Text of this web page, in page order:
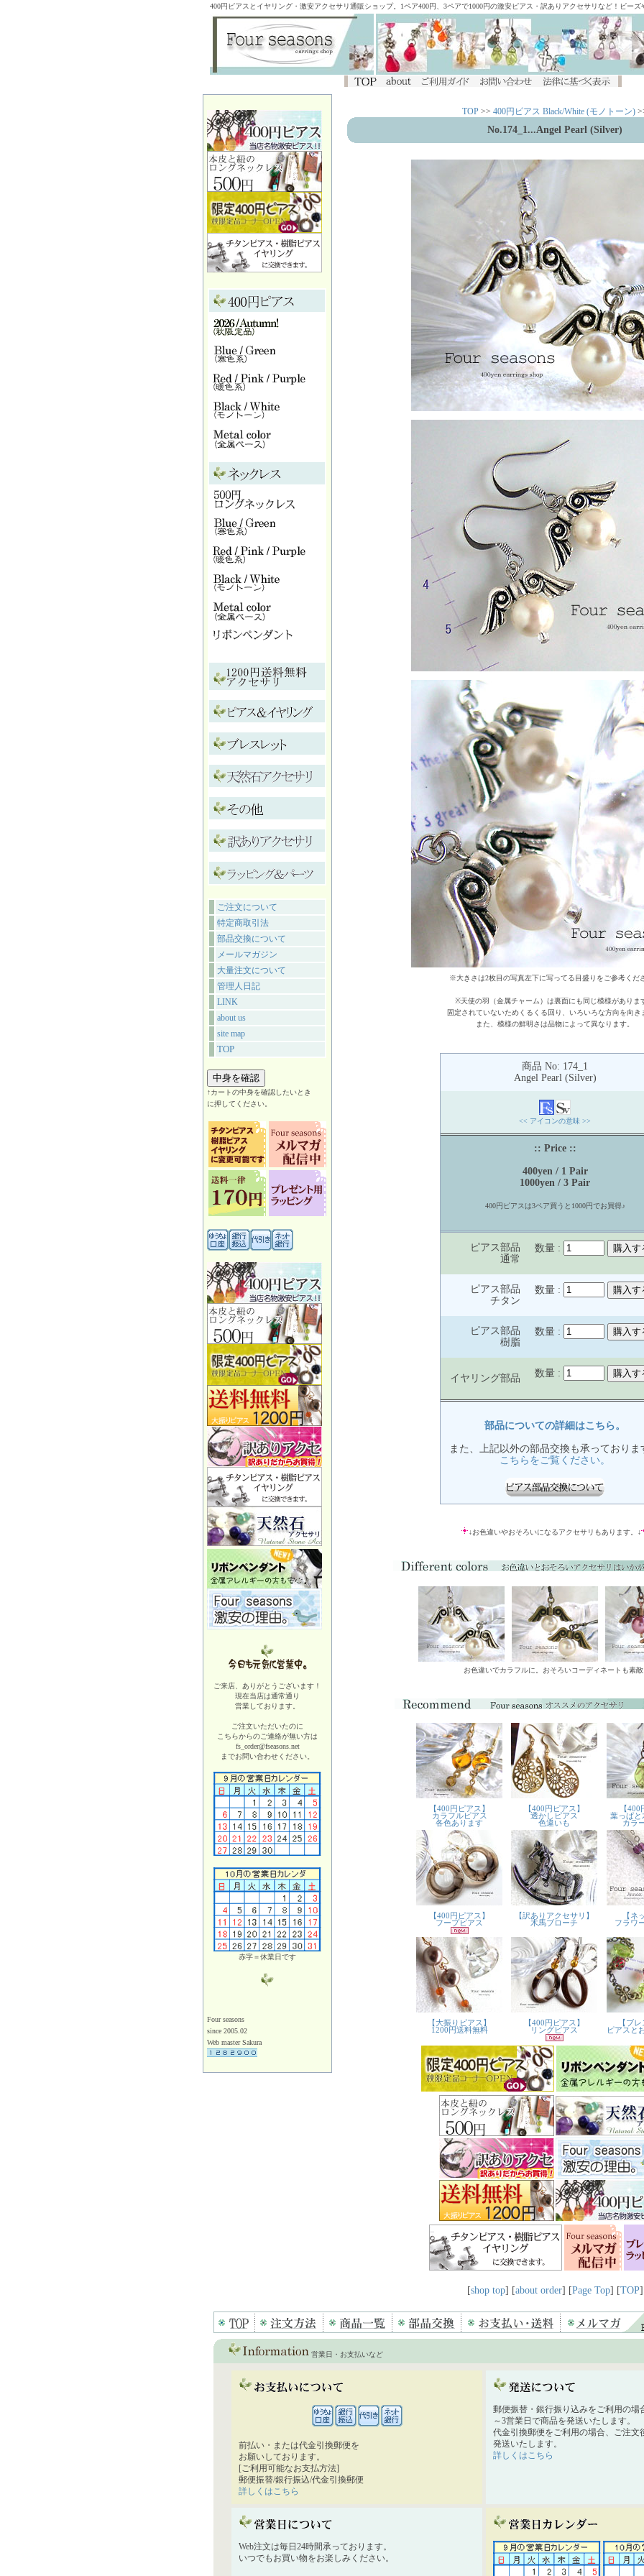
400円ピアスとイヤリング・激安アクセサリ通販ショップ。1ペア400円、3ペアで1000円の激安ピアス・訳ありアクセサリなど！ビー
ご注文について
特定商取引法
部品交換について
メールマガジン
大量注文について
管理人日記
LINK
about us
site map
TOP
↑カートの中身を確認したいとき
に押してください。
ご来店、ありがとうございます！
現在当店は通常通り
営業しております。
ご注文いただいたのに
こちらからのご連絡が無い方は
fs_order@fseasons.net
までお問い合わせください。
赤字＝休業日です
Four seasons
since 2005.02
Web master Sakura
TOP >> 400円ピアス Black/White (モノトーン)
No.174_1...Angel Pearl (Silver)
※大きさは2枚目の写真左下に写ってる目盛りをご参考くだ
※天使の羽（金属チャーム）は裏面にも同じ模様がありま
固定されていないためくるくる回り、いろいろな方向を向き
また、模様の鮮明さは品物によって異なります。
商品 No: 174_1
Angel Pearl (Silver)
<< アイコンの意味 >>
:: Price ::
400yen / 1 Pair
1000yen / 3 Pair
400円ピアスは3ペア買うと1000円でお買得♪
ピアス部品
通常
数量 :
ピアス部品
チタン
数量 :
ピアス部品
樹脂
数量 :
イヤリング部品 数量 :
部品についての詳細はこちら。
また、上記以外の部品交換も承っておりま
こちらをご覧ください。
↓お色違いやおそろいになるアクセサリもあります。↓
お色違いでカラフルに。おそろいコーディネートも素敵
[shop top] [about order] [Page Top] [TOP]
営業日・お支払いなど
前払い・または代金引換郵便を
お願いしております。
[ご利用可能なお支払方法]
郵便振替/銀行振込/代金引換郵便
詳しくはこちら
郵便振替・銀行振り込みをご利用の場
～3営業日で商品を発送いたします。
代金引換郵便をご利用の場合、ご注文
発送いたします。
詳しくはこちら
Web注文は毎日24時間承っております。
いつでもお買い物をお楽しみください。